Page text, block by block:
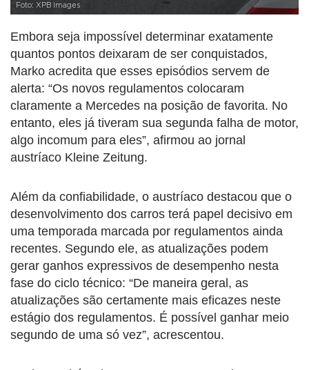
Foto: XPB Images
Embora seja impossível determinar exatamente
quantos pontos deixaram de ser conquistados,
Marko acredita que esses episódios servem de
alerta: “Os novos regulamentos colocaram
claramente a Mercedes na posição de favorita. No
entanto, eles já tiveram sua segunda falha de motor,
algo incomum para eles”, afirmou ao jornal
austríaco Kleine Zeitung.
Além da confiabilidade, o austríaco destacou que o
desenvolvimento dos carros terá papel decisivo em
uma temporada marcada por regulamentos ainda
recentes. Segundo ele, as atualizações podem
gerar ganhos expressivos de desempenho nesta
fase do ciclo técnico: “De maneira geral, as
atualizações são certamente mais eficazes neste
estágio dos regulamentos. É possível ganhar meio
segundo de uma só vez”, acrescentou.